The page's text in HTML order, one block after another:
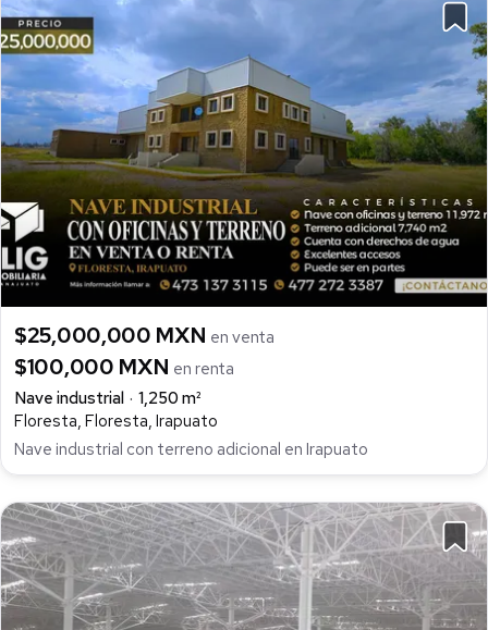
$25,000,000 MXN en venta
$100,000 MXN en renta
Nave industrial
1,250 m²
Floresta, Floresta, Irapuato
Nave industrial con terreno adicional en Irapuato